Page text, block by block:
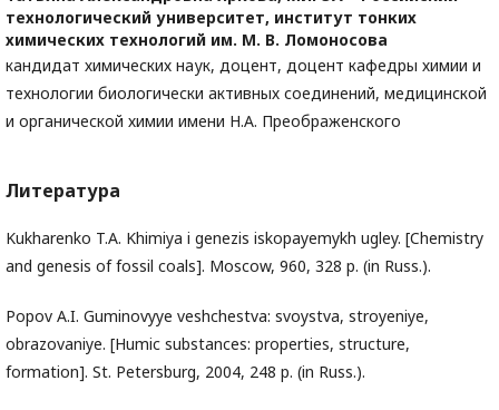
технологический университет, институт тонких
химических технологий им. М. В. Ломоносова
кандидат химических наук, доцент, доцент кафедры химии и
технологии биологически активных соединений, медицинской
и органической химии имени Н.А. Преображенского
Литература
Kukharenko T.A. Khimiya i genezis iskopayemykh ugley. [Chemistry
and genesis of fossil coals]. Moscow, 960, 328 p. (in Russ.).
Popov A.I. Guminovyye veshchestva: svoystva, stroyeniye,
obrazovaniye. [Humic substances: properties, structure,
formation]. St. Petersburg, 2004, 248 p. (in Russ.).